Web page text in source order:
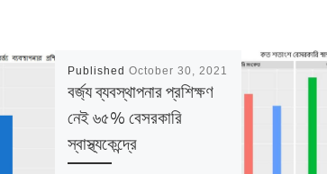
PublishedOctober 30, 2021
বর্জ্য ব্যবস্থাপনার প্রশিক্ষণ
নেই ৬৫% বেসরকারি
স্বাস্থ্যকেন্দ্রে